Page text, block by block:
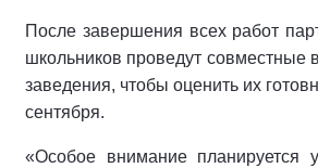
После завершения всех работ
школьников проведут совместные
заведения, чтобы оценить их
сентября.
«Особое внимание планируется